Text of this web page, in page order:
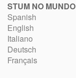
STUM NO MUNDO
Spanish
English
Italiano
Deutsch
Français